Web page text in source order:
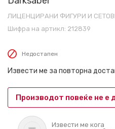
ЛИЦЕНЦИРАНИ ФИГУРИ И
Шифра на артикл: 212839
Недостапен
Извести ме за повторна
Производот повеќе не е
Извести ме кога